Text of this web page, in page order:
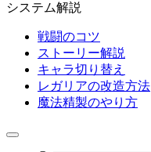
システム解説
戦闘のコツ
ストーリー解説
キャラ切り替え
レガリアの改造方法
魔法精製のやり方